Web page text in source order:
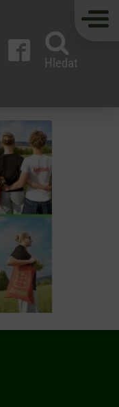
Hledat